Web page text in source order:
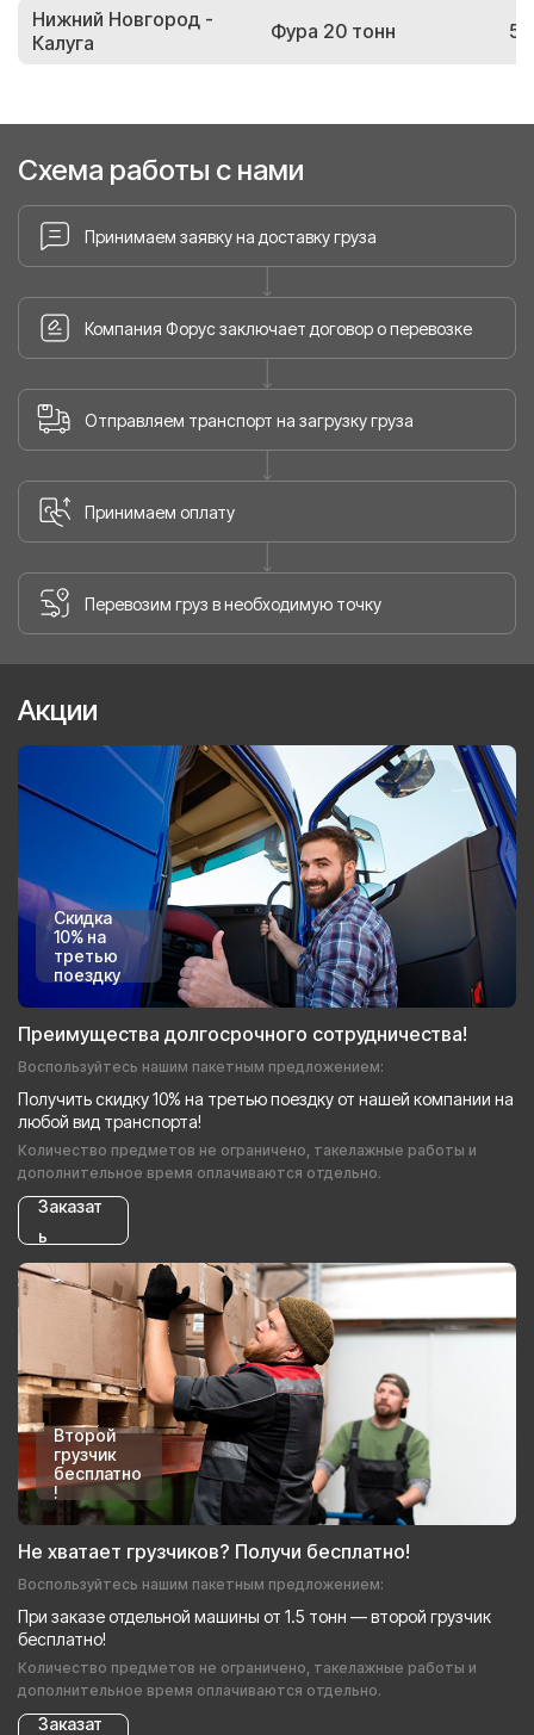
Нижний Новгород -
Калуга
Фура 20 тонн
Схема работы с нами
Принимаем заявку на доставку груза
Компания Форус заключает договор о перевозке
Отправляем транспорт на загрузку груза
Принимаем оплату
Перевозим груз в необходимую точку
Акции
Скидка
10% на
третью
поездку
Преимущества долгосрочного сотрудничества!
Воспользуйтесь нашим пакетным предложением:
Получить скидку 10% на третью поездку от нашей компании на
любой вид транспорта!
Количество предметов не ограничено, такелажные работы и
дополнительное время оплачиваются отдельно.
Заказат
ь
Второй
грузчик
бесплатно
!
Не хватает грузчиков? Получи бесплатно!
Воспользуйтесь нашим пакетным предложением:
При заказе отдельной машины от 1.5 тонн — второй грузчик
бесплатно!
Количество предметов не ограничено, такелажные работы и
дополнительное время оплачиваются отдельно.
Заказат